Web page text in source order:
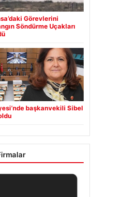
Görevlerini
Söndürme Uçakları
başkanvekili Sibel